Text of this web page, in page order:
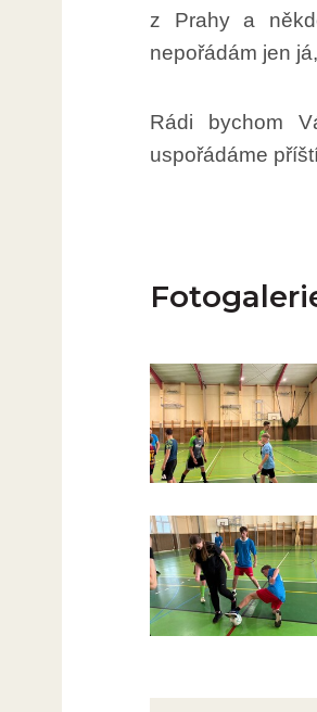
z Prahy a
nepořádám jen
Rádi bychom
uspořádáme